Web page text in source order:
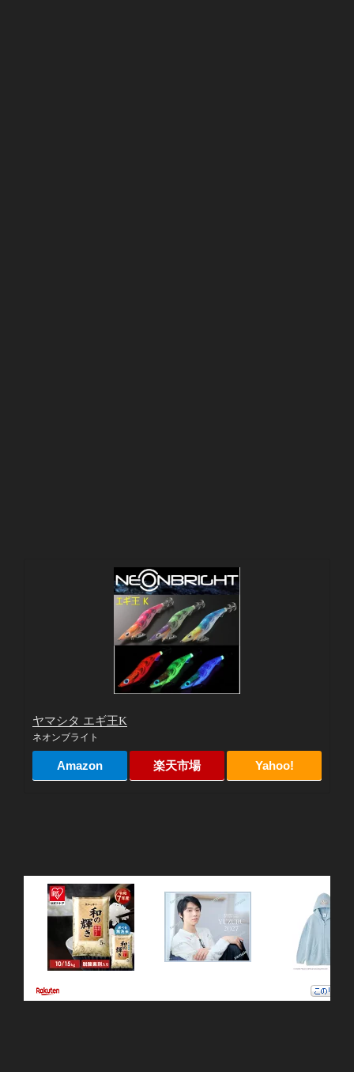
ヤマシタ エギ王K
ネオンブライト
Amazon 楽天市場 Yahoo!